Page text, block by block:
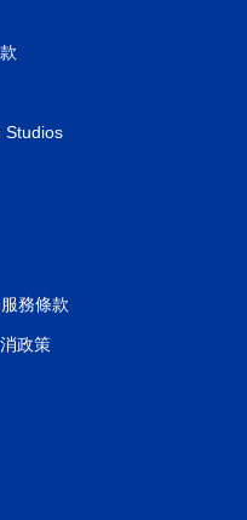
Studios
務條款
政策